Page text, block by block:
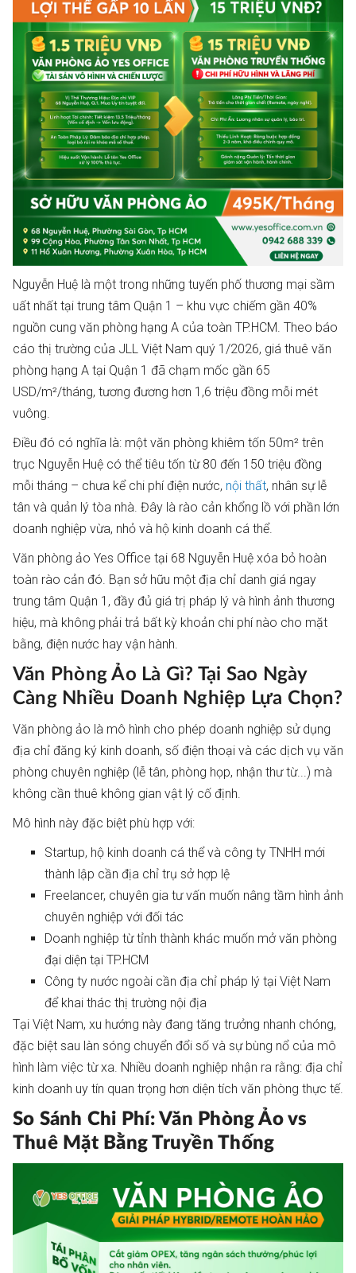
Nguyễn Huệ là một trong những tuyến phố thương mại sầm
uất nhất tại trung tâm Quận 1 – khu vực chiếm gần 40%
nguồn cung văn phòng hạng A của toàn TP.HCM. Theo báo
cáo thị trường của JLL Việt Nam quý 1/2026, giá thuê văn
phòng hạng A tại Quận 1 đã chạm mốc gần 65
USD/m²/tháng, tương đương hơn 1,6 triệu đồng mỗi mét
vuông.
Điều đó có nghĩa là: một văn phòng khiêm tốn 50m² trên
trục Nguyễn Huệ có thể tiêu tốn từ 80 đến 150 triệu đồng
mỗi tháng – chưa kể chi phí điện nước, nội thất, nhân sự lễ
tân và quản lý tòa nhà. Đây là rào cản khổng lồ với phần lớn
doanh nghiệp vừa, nhỏ và hộ kinh doanh cá thể.
Văn phòng ảo Yes Office tại 68 Nguyễn Huệ xóa bỏ hoàn
toàn rào cản đó. Bạn sở hữu một địa chỉ danh giá ngay
trung tâm Quận 1, đầy đủ giá trị pháp lý và hình ảnh thương
hiệu, mà không phải trả bất kỳ khoản chi phí nào cho mặt
bằng, điện nước hay vận hành.
Văn Phòng Ảo Là Gì? Tại Sao Ngày
Càng Nhiều Doanh Nghiệp Lựa Chọn?
Văn phòng ảo là mô hình cho phép doanh nghiệp sử dụng
địa chỉ đăng ký kinh doanh, số điện thoại và các dịch vụ văn
phòng chuyên nghiệp (lễ tân, phòng họp, nhận thư từ...) mà
không cần thuê không gian vật lý cố định.
Mô hình này đặc biệt phù hợp với:
Startup, hộ kinh doanh cá thể và công ty TNHH mới
thành lập cần địa chỉ trụ sở hợp lệ
Freelancer, chuyên gia tư vấn muốn nâng tầm hình ảnh
chuyên nghiệp với đối tác
Doanh nghiệp từ tỉnh thành khác muốn mở văn phòng
đại diện tại TP.HCM
Công ty nước ngoài cần địa chỉ pháp lý tại Việt Nam
để khai thác thị trường nội địa
Tại Việt Nam, xu hướng này đang tăng trưởng nhanh chóng,
đặc biệt sau làn sóng chuyển đổi số và sự bùng nổ của mô
hình làm việc từ xa. Nhiều doanh nghiệp nhận ra rằng: địa chỉ
kinh doanh uy tín quan trọng hơn diện tích văn phòng thực tế.
So Sánh Chi Phí: Văn Phòng Ảo vs
Thuê Mặt Bằng Truyền Thống